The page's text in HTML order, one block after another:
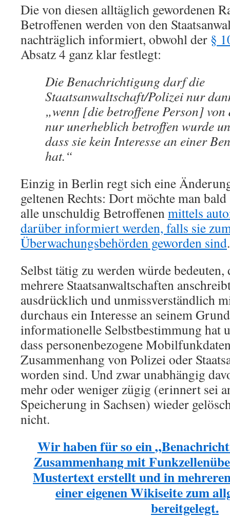
Die von diesen alltäglich gewordenen
Betroffenen werden von den
nachträglich informiert, obwohl der §
Absatz 4 ganz klar festlegt:
Die Benachrichtigung darf die
Staatsanwaltschaft/Polizei nur
„wenn [die betroffene Person]
nur unerheblich betroffen wurde
dass sie kein Interesse an einer
hat.“
Einzig in Berlin regt sich eine
geltenen Rechts: Dort möchte man
alle unschuldig Betroffenenmittels
darüber informiert werden, falls sie
Überwachungsbehörden geworden sind.
Selbst tätig zu werden würde bedeuten,
mehrere Staatsanwaltschaften
ausdrücklich und unmissverständlich
durchaus ein Interesse an seinem
informationelle Selbstbestimmung hat
dass personenbezogene
Zusammenhang von Polizei oder
worden sind. Und zwar unabhängig
mehr oder weniger zügig (erinnert sei
Speicherung in Sachsen) wieder
nicht.
Wir haben für so ein
Zusammenhang mit
Mustertext erstellt und in
einer eigenen Wikiseite zum
bereitgelegt.